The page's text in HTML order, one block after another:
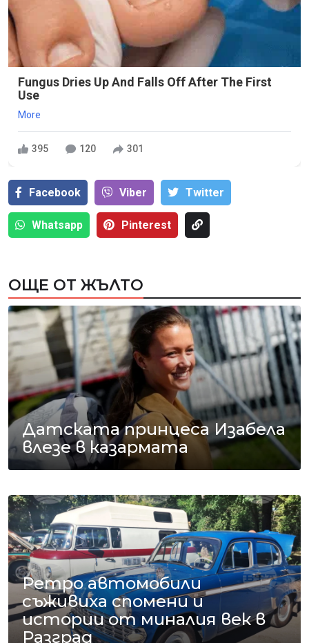
Fungus Dries Up And Falls Off After The First
Use
More
395 120 301
Facebook Viber Тwitter
Whatsapp Pinterest
ОЩЕ ОТ ЖЪЛТО
Датската принцеса Изабела
влезе в казармата
Ретро автомобили
съживиха спомени и
истории от миналия век в
Разград